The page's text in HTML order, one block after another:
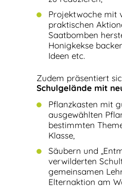
Projektwoche mit
praktischen
Saatbomben
Honigkekse
Ideen etc.
Zudem präsentiert
Schulgelände mit
Pflanzkasten mit
ausgewählten
bestimmten
Klasse,
Säubern und
verwilderten
gemeinsamen
Elternaktion am